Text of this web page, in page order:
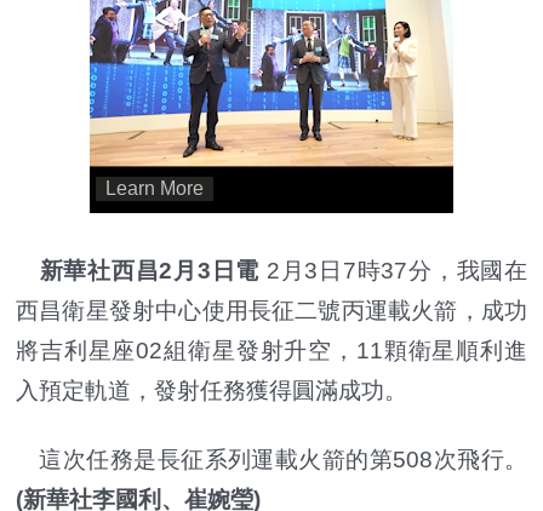
新華社西昌2月3日電 2月3日7時37分，我國在
西昌衛星發射中心使用長征二號丙運載火箭，成功
將吉利星座02組衛星發射升空，11顆衛星順利進
入預定軌道，發射任務獲得圓滿成功。
這次任務是長征系列運載火箭的第508次飛行。
(新華社李國利、崔婉瑩)